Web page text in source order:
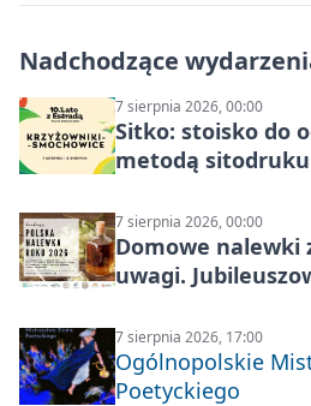
Nadchodzące
7 sierpnia 2026, 00:00
Sitko: stoisko do
metodą sitodruku
7 sierpnia 2026, 00:00
Domowe nalewki
uwagi.
7 sierpnia 2026, 17:00
Ogólnopolskie
Poetyckiego